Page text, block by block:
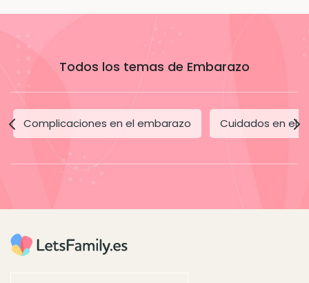
Todos los temas de Embarazo
Complicaciones en el embarazo Cuidados en el